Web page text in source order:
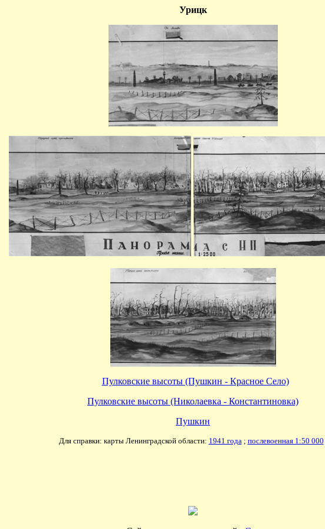
Урицк
Пулковские высоты (Пушкин - Красное Село)
Пулковские высоты (Николаевка - Константиновка)
Пушкин
Для справки: карты Ленинградской области: 1941 года; послевоенная 1:50 000